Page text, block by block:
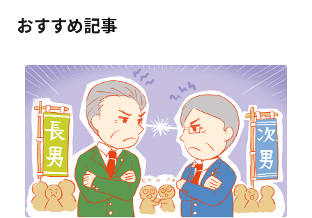
おすすめ記事